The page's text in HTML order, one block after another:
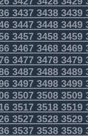
343734383439
344734483449
345734583459
346734683469
347734783479
348734883489
349734983499
350735083509
351735183519
352735283529
353735383539